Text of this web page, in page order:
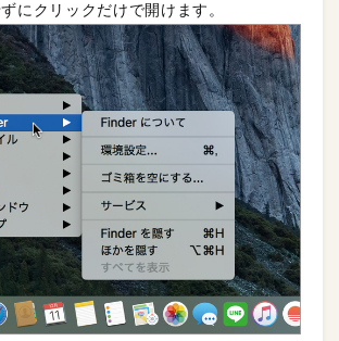
にクリックだけで開けます。